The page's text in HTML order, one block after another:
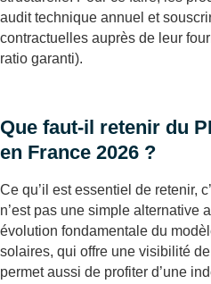
audit technique annuel et
contractuelles auprès de leur
ratio garanti).
Que faut-il retenir du
en France 2026 ?
Ce qu’il est essentiel de retenir,
n’est pas une simple alternative
évolution fondamentale du
solaires, qui offre une visibilité de
permet aussi de profiter d’une